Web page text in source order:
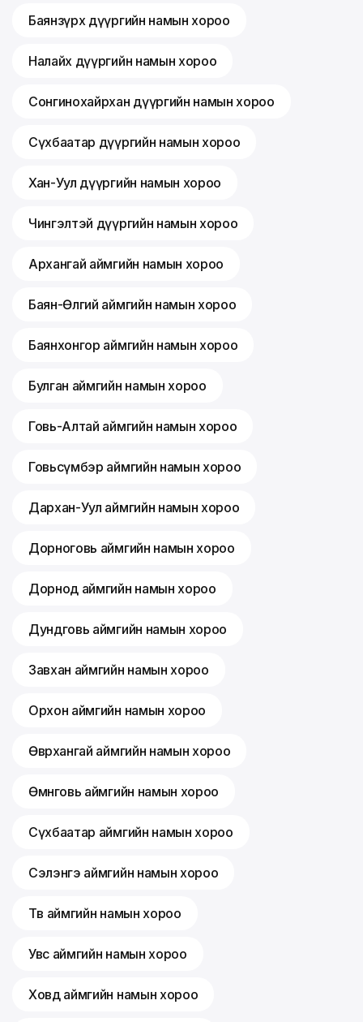
Баянзүрх дүүргийн намын хороо
Налайх дүүргийн намын хороо
Сонгинохайрхан дүүргийн намын хороо
Сүхбаатар дүүргийн намын хороо
Хан-Уул дүүргийн намын хороо
Чингэлтэй дүүргийн намын хороо
Архангай аймгийн намын хороо
Баян-Өлгий аймгийн намын хороо
Баянхонгор аймгийн намын хороо
Булган аймгийн намын хороо
Говь-Алтай аймгийн намын хороо
Говьсүмбэр аймгийн намын хороо
Дархан-Уул аймгийн намын хороо
Дорноговь аймгийн намын хороо
Дорнод аймгийн намын хороо
Дундговь аймгийн намын хороо
Завхан аймгийн намын хороо
Орхон аймгийн намын хороо
Өвөрхангай аймгийн намын хороо
Өмнөговь аймгийн намын хороо
Сүхбаатар аймгийн намын хороо
Сэлэнгэ аймгийн намын хороо
Төв аймгийн намын хороо
Увс аймгийн намын хороо
Ховд аймгийн намын хороо